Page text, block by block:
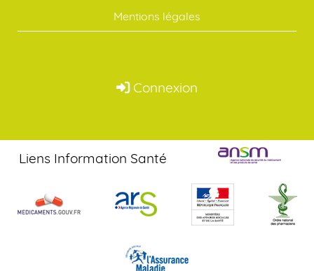
Mentions légales
Connexion
Liens Information Santé